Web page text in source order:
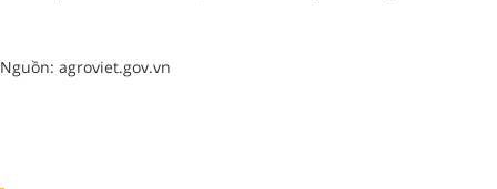
Nguồn: agroviet.gov.vn